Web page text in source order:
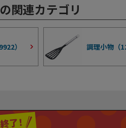
関連カテゴリ
） 調理小物（